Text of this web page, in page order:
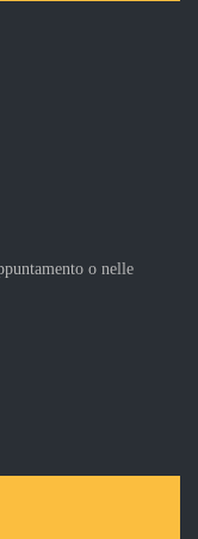
o nelle